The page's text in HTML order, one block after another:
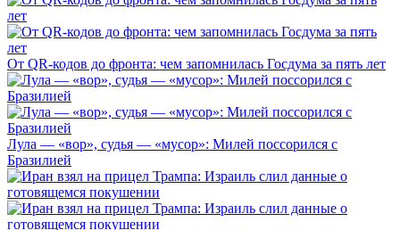
От QR-кодов до фронта: чем запомнилась Госдума за пять лет
Лула — «вор», судья — «мусор»: Милей поссорился с
Бразилией